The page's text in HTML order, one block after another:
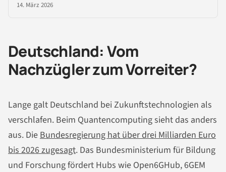
14. März 2026
Deutschland: Vom
Nachzügler zum Vorreiter?
Lange galt Deutschland bei Zukunftstechnologien als
verschlafen. Beim Quantencomputing sieht das anders
aus. Die Bundesregierung hat über drei Milliarden Euro
bis 2026 zugesagt. Das Bundesministerium für Bildung
und Forschung fördert Hubs wie Open6GHub, 6GEM